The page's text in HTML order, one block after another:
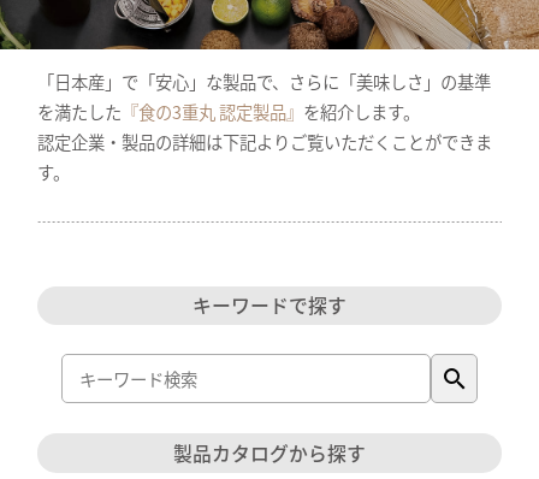
「日本産」で「安心」な製品で、さらに「美味しさ」の基準
を満たした 『食の3重丸 認定製品』 を紹介します。
認定企業・製品の詳細は下記よりご覧いただくことができま
す。
キーワードで探す
search
製品カタログから探す